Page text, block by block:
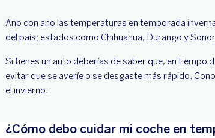
Año con año las temperaturas en temporada
del país; estados como Chihuahua, Durango y
Si tienes un auto deberías de saber que, en
evitar que se averíe o se desgaste más rápido.
el invierno.
¿Cómo debo cuidar mi coche en